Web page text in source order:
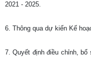
2021 - 2025.
6. Thông qua dự kiến Kế
7. Quyết định điều chỉnh, bổ